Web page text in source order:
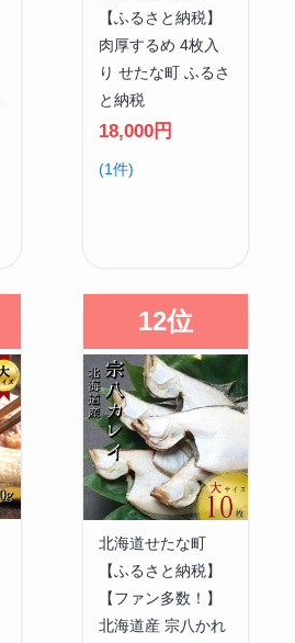
【ふるさと納税】
肉厚するめ 4枚入
り せたな町 ふるさ
と納税
18,000円
(1件)
12位
北海道せたな町
【ふるさと納税】
【ファン多数！】
北海道産 宗八かれ